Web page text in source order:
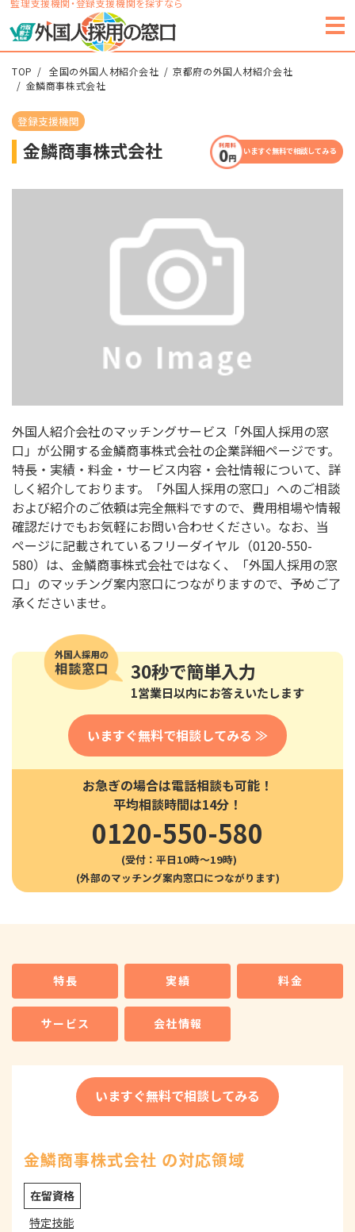
監理支援機関・登録支援機関を探すなら
TOP 全国の外国人材紹介会社
京都府の外国人材紹介会社
金鱗商事株式会社
登録支援機関
金鱗商事株式会社 いますぐ無料で相談してみる
外国人紹介会社のマッチングサービス「外国人採用の窓
口」が公開する金鱗商事株式会社の企業詳細ページです。
特長・実績・料金・サービス内容・会社情報について、詳
しく紹介しております。「外国人採用の窓口」へのご相談
および紹介のご依頼は完全無料ですので、費用相場や情報
確認だけでもお気軽にお問い合わせください。なお、当
ページに記載されているフリーダイヤル（0120-550-
580）は、金鱗商事株式会社ではなく、「外国人採用の窓
口」のマッチング案内窓口につながりますので、予めご了
承くださいませ。
30秒で簡単入力
1営業日以内にお答えいたします
いますぐ無料で相談してみる ≫
お急ぎの場合は電話相談も可能！
平均相談時間は14分！
0120-550-580
(受付：平日10時〜19時)
特長 実績 料金
サービス 会社情報
いますぐ無料で相談してみる
金鱗商事株式会社 の対応領域
在留資格
特定技能